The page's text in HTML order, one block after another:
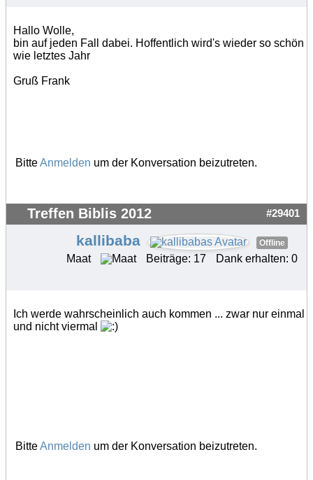
Hallo Wolle,
bin auf jeden Fall dabei. Hoffentlich wird's wieder so schön
wie letztes Jahr
Gruß Frank
BitteAnmelden um der Konversation beizutreten.
Treffen Biblis 2012 #29401
kallibaba Offline
Maat Beiträge: 17 Dank erhalten: 0
Ich werde wahrscheinlich auch kommen ... zwar nur einmal
und nicht viermal
BitteAnmelden um der Konversation beizutreten.